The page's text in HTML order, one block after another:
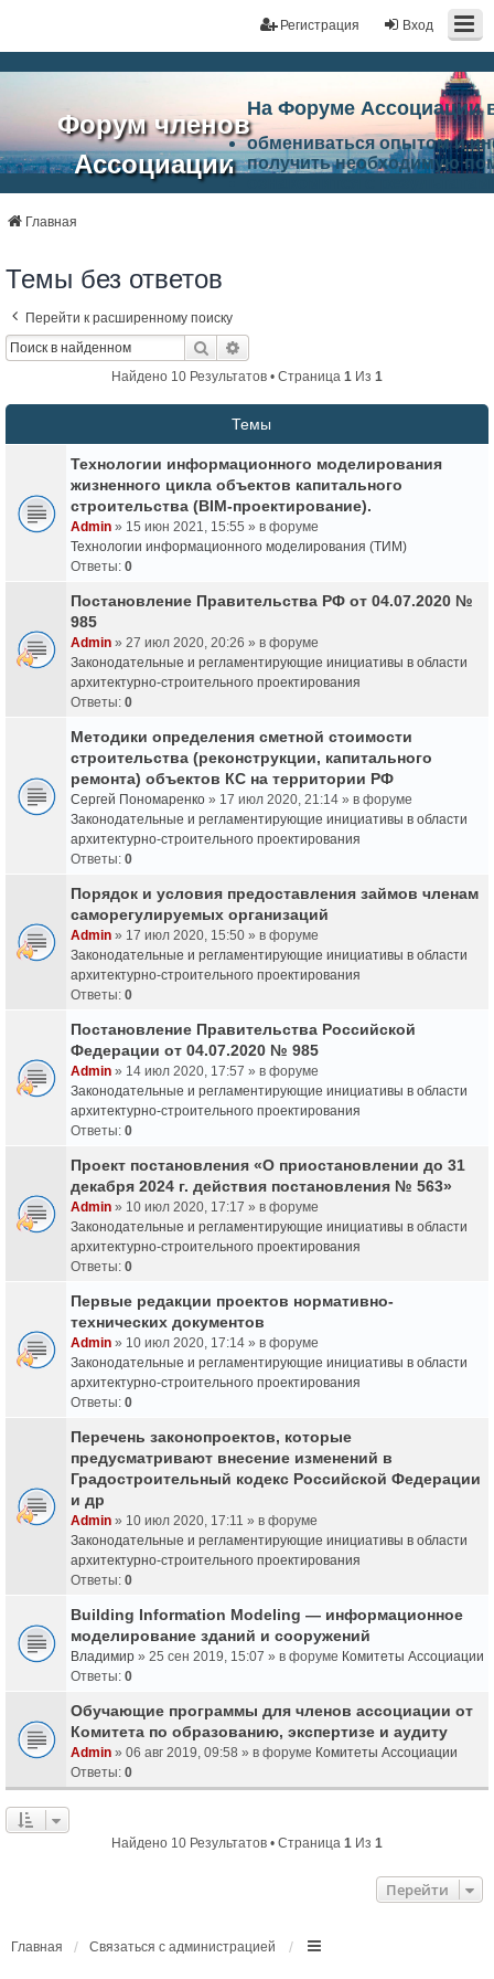
Вход
Регистрация
Форум членов
Ассоциации
портал"
На Форуме Ассоциации
обмениваться опытом и
получить необходимую
Главная
Темы без ответов
Перейти к расширенному поиску
Поиск
Найдено 10 Результатов • Страница 1 Из 1
Темы
Технологии информационного моделирования
жизненного цикла объектов капитального
строительства (BIM-проектирование).
Admin » 15 июн 2021, 15:55 » в форуме
Технологии информационного моделирования (ТИМ)
Ответы: 0
Постановление Правительства РФ от 04.07.2020 №
985
Admin » 27 июл 2020, 20:26 » в форуме
Законодательные и регламентирующие инициативы в области
архитектурно-строительного проектирования
Ответы: 0
Методики определения сметной стоимости
строительства (реконструкции, капитального
ремонта) объектов КС на территории РФ
Сергей Пономаренко » 17 июл 2020, 21:14 » в форуме
Законодательные и регламентирующие инициативы в области
архитектурно-строительного проектирования
Ответы: 0
Порядок и условия предоставления займов членам
саморегулируемых организаций
Admin » 17 июл 2020, 15:50 » в форуме
Законодательные и регламентирующие инициативы в области
архитектурно-строительного проектирования
Ответы: 0
Постановление Правительства Российской
Федерации от 04.07.2020 № 985
Admin » 14 июл 2020, 17:57 » в форуме
Законодательные и регламентирующие инициативы в области
архитектурно-строительного проектирования
Ответы: 0
Проект постановления «О приостановлении до 31
декабря 2024 г. действия постановления № 563»
Admin » 10 июл 2020, 17:17 » в форуме
Законодательные и регламентирующие инициативы в области
архитектурно-строительного проектирования
Ответы: 0
Первые редакции проектов нормативно-
технических документов
Admin » 10 июл 2020, 17:14 » в форуме
Законодательные и регламентирующие инициативы в области
архитектурно-строительного проектирования
Ответы: 0
Перечень законопроектов, которые
предусматривают внесение изменений в
Градостроительный кодекс Российской Федерации
и др
Admin » 10 июл 2020, 17:11 » в форуме
Законодательные и регламентирующие инициативы в области
архитектурно-строительного проектирования
Ответы: 0
Building Information Modeling — информационное
моделирование зданий и сооружений
Владимир » 25 сен 2019, 15:07 » в форуме Комитеты Ассоциации
Ответы: 0
Обучающие программы для членов ассоциации от
Комитета по образованию, экспертизе и аудиту
Admin » 06 авг 2019, 09:58 » в форуме Комитеты Ассоциации
Ответы: 0
Найдено 10 Результатов • Страница 1 Из 1
Перейти
Главная Связаться с администрацией